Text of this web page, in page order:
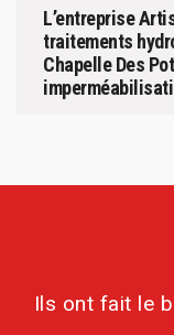
L’entreprise
traitements
Chapelle Des
Ils ont fait le